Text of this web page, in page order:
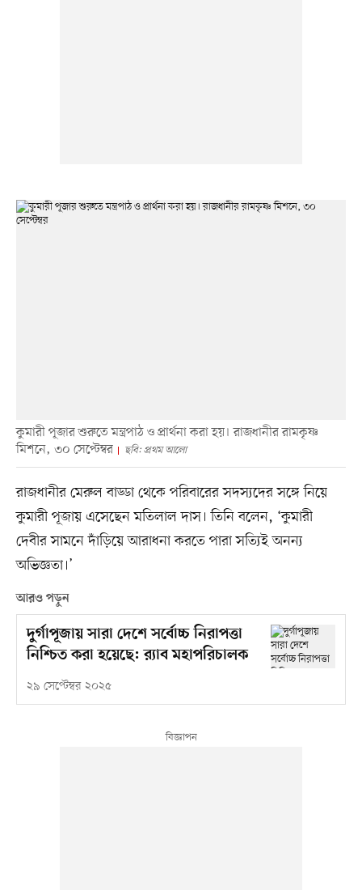
কুমারী পূজার শুরুতে মন্ত্রপাঠ ও প্রার্থনা করা হয়। রাজধানীর রামকৃষ্ণ
মিশনে, ৩০ সেপ্টেম্বর
ছবি: প্রথম আলো
রাজধানীর মেরুল বাড্ডা থেকে পরিবারের সদস্যদের সঙ্গে নিয়ে
কুমারী পূজায় এসেছেন মতিলাল দাস। তিনি বলেন, ‘কুমারী
দেবীর সামনে দাঁড়িয়ে আরাধনা করতে পারা সত্যিই অনন্য
অভিজ্ঞতা।’
আরও পড়ুন
দুর্গাপূজায় সারা দেশে সর্বোচ্চ নিরাপত্তা
নিশ্চিত করা হয়েছে: র‍্যাব মহাপরিচালক
২৯ সেপ্টেম্বর ২০২৫